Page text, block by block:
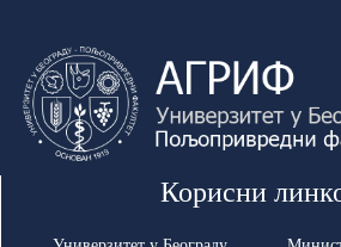
Корисни